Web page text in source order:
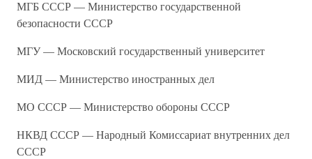
МГБ СССР — Министерство государственной
безопасности СССР
МГУ — Московский государственный университет
МИД — Министерство иностранных дел
МО СССР — Министерство обороны СССР
НКВД СССР — Народный Комиссариат внутренних дел
СССР